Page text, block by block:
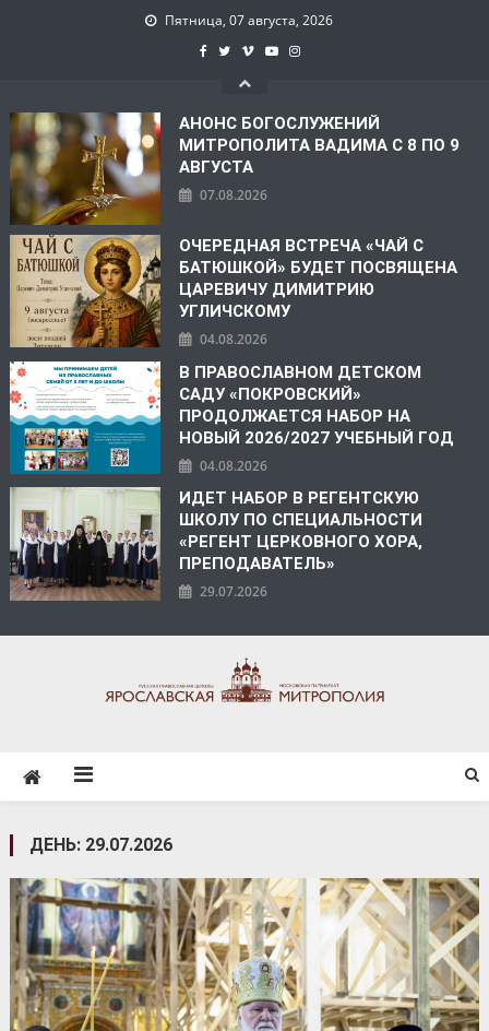
Пятница, 07 августа, 2026
АНОНС БОГОСЛУЖЕНИЙ
МИТРОПОЛИТА ВАДИМА С 8 ПО 9
АВГУСТА
07.08.2026
ОЧЕРЕДНАЯ ВСТРЕЧА «ЧАЙ С
БАТЮШКОЙ» БУДЕТ ПОСВЯЩЕНА
ЦАРЕВИЧУ ДИМИТРИЮ
УГЛИЧСКОМУ
04.08.2026
В ПРАВОСЛАВНОМ ДЕТСКОМ
САДУ «ПОКРОВСКИЙ»
ПРОДОЛЖАЕТСЯ НАБОР НА
НОВЫЙ 2026/2027 УЧЕБНЫЙ ГОД
04.08.2026
ИДЕТ НАБОР В РЕГЕНТСКУЮ
ШКОЛУ ПО СПЕЦИАЛЬНОСТИ
«РЕГЕНТ ЦЕРКОВНОГО ХОРА,
ПРЕПОДАВАТЕЛЬ»
29.07.2026
ДЕНЬ: 29.07.2026